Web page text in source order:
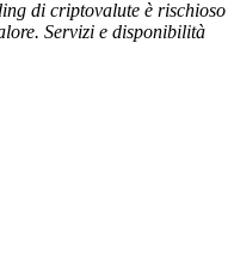
di criptovalute è rischioso
Servizi e disponibilità